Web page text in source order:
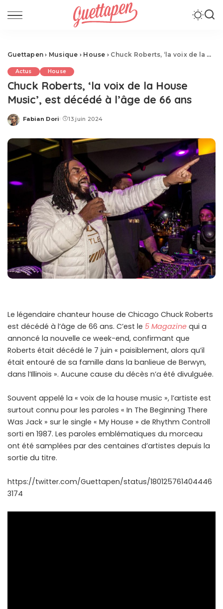
Guettapen › Musique › House › Chuck Roberts, ‘la voix de la House Music’, est décédé à l’âge de 66 ans
Actus House
Chuck Roberts, ‘la voix de la House
Music’, est décédé à l’âge de 66 ans
Posted
Fabian Dori 13 juin 2024
Le légendaire chanteur house de Chicago Chuck Roberts
est décédé à l’âge de 66 ans. C’est le 5 Magazine qui a
annoncé la nouvelle ce week-end, confirmant que
Roberts était décédé le 7 juin « paisiblement, alors qu’il
était entouré de sa famille dans la banlieue de Berwyn,
dans l’Illinois ». Aucune cause du décès n’a été divulguée.
Souvent appelé la « voix de la house music », l’artiste est
surtout connu pour les paroles « In The Beginning There
Was Jack » sur le single « My House » de Rhythm Controll
sorti en 1987. Les paroles emblématiques du morceau
ont été samplées par des centaines d’artistes depuis la
sortie du titre.
https://twitter.com/Guettapen/status/180125761404446
3174